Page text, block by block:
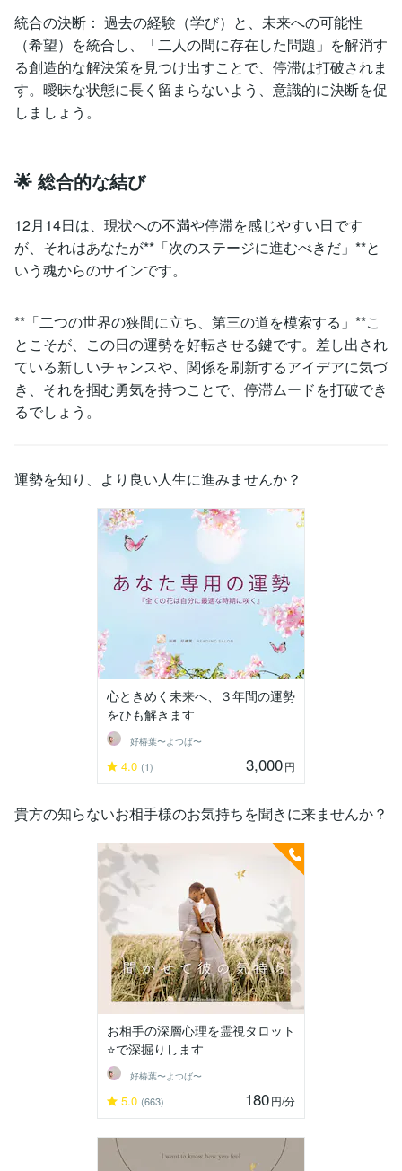
統合の決断： 過去の経験（学び）と、未来への可能性
（希望）を統合し、「二人の間に存在した問題」を解消す
る創造的な解決策を見つけ出すことで、停滞は打破されま
す。曖昧な状態に長く留まらないよう、意識的に決断を促
しましょう。
🌟 総合的な結び
12月14日は、現状への不満や停滞を感じやすい日です
が、それはあなたが**「次のステージに進むべきだ」**と
いう魂からのサインです。
**「二つの世界の狭間に立ち、第三の道を模索する」**こ
とこそが、この日の運勢を好転させる鍵です。差し出され
ている新しいチャンスや、関係を刷新するアイデアに気づ
き、それを掴む勇気を持つことで、停滞ムードを打破でき
るでしょう。
運勢を知り、より良い人生に進みませんか？
心ときめく未来へ、３年間の運勢
をひも解きます
好椿葉〜よつば〜
4.0 (1) 3,000円
貴方の知らないお相手様のお気持ちを聞きに来ませんか？
お相手の深層心理を霊視タロット
⭐️で深掘りします
好椿葉〜よつば〜
5.0 (663) 180円/分